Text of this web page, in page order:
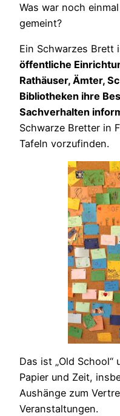
Was war noch
gemeint?
Ein Schwarzes Brett
öffentliche
Rathäuser, Ämter,
Bibliotheken ihre
Sachverhalten
Schwarze Bretter in
Tafeln vorzufinden.
Das ist „Old
Papier und Zeit,
Aushänge zum
Veranstaltungen.